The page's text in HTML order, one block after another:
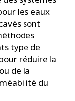
les eaux
sont
type de
réduire la
de la
du